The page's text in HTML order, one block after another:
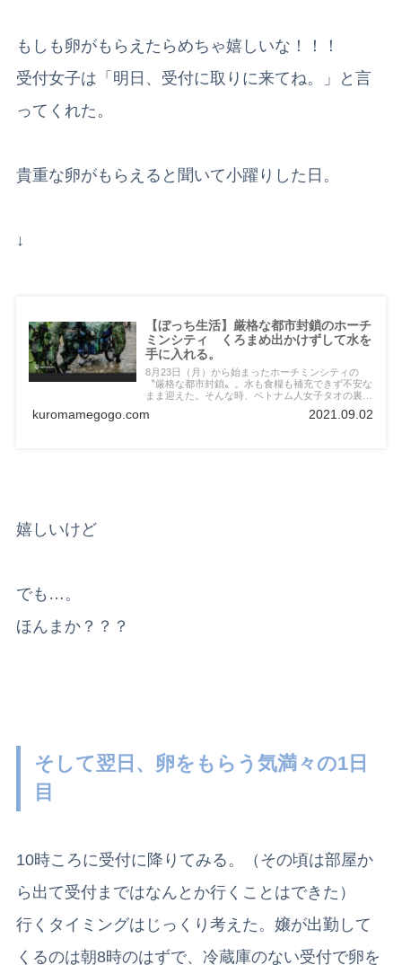
もしも卵がもらえたらめちゃ嬉しいな！！！
受付女子は「明日、受付に取りに来てね。」と言
ってくれた。
貴重な卵がもらえると聞いて小躍りした日。
↓
【ぼっち生活】厳格な都市封鎖のホーチ
ミンシティ くろまめ出かけずして水を
手に入れる。
8月23日（月）から始まったホーチミンシティの
〝厳格な都市封鎖〟。水も食糧も補充できず不安な
まま迎えた。そんな時、ベトナム人女子タオの裏技
じゃない？これで乾麺も食べられるよ！人生で最も
kuromamegogo.com 2021.09.02
嬉しいけど
でも…。
ほんまか？？？
そして翌日、卵をもらう気満々の1日
目
10時ころに受付に降りてみる。（その頃は部屋か
ら出て受付まではなんとか行くことはできた）
行くタイミングはじっくり考えた。嬢が出勤して
くるのは朝8時のはずで、冷蔵庫のない受付で卵を